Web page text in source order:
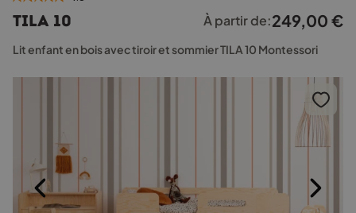
variations.
Les
peuvent
page
produit
TILA 10 À partir de:249,00 €
Lit enfant en bois avec tiroir et sommier TILA 10 Montessori